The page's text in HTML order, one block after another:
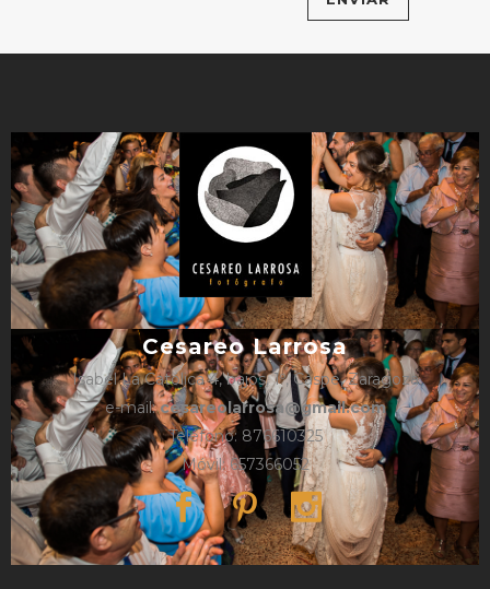
Cesareo Larrosa
Isabel La Católica 4, bajos, 1º, Caspe, Zaragoza
e-mail:cesareolarrosa@gmail.com
Teléfono: 876610325
Móvil: 657366052